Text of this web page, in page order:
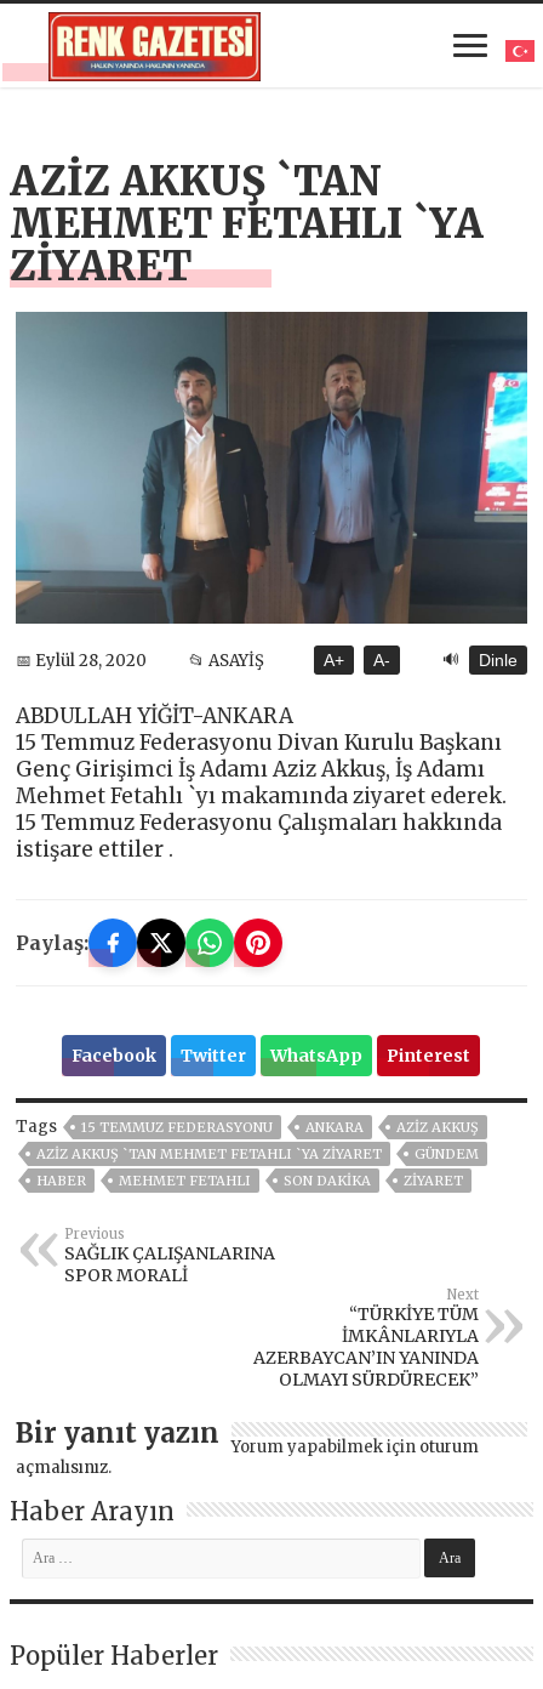
AZİZ AKKUŞ `TAN
MEHMET FETAHLI `YA
ZİYARET
📅 Eylül 28, 2020 📂 ASAYİŞ A+ A- 🔊 Dinle
ABDULLAH YİĞİT-ANKARA
15 Temmuz Federasyonu Divan Kurulu Başkanı
Genç Girişimci İş Adamı Aziz Akkuş, İş Adamı
Mehmet Fetahlı `yı makamında ziyaret ederek.
15 Temmuz Federasyonu Çalışmaları hakkında
istişare ettiler .
Paylaş:
Facebook Twitter WhatsApp Pinterest
Tags 15 TEMMUZ FEDERASYONU ANKARA
AZİZ AKKUŞ
AZİZ AKKUŞ `TAN MEHMET FETAHLI `YA ZİYARET
GÜNDEM
HABER
MEHMET FETAHLI SON DAKIKA ZIYARET
Previous
SAĞLIK ÇALIŞANLARINA
SPOR MORALİ
Next
“TÜRKİYE TÜM
İMKÂNLARIYLA
AZERBAYCAN’IN YANINDA
OLMAYI SÜRDÜRECEK”
Bir yanıt yazın Yorum yapabilmek için oturum
açmalısınız.
Haber Arayın
Popüler Haberler